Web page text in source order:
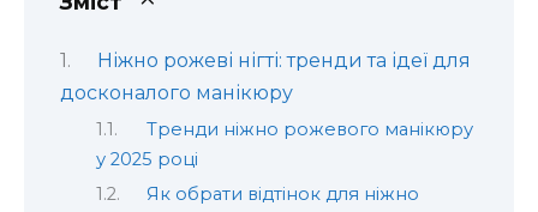
Ніжно рожеві нігті: тренди та ідеї для
досконалого манікюру
Тренди ніжно рожевого манікюру
у 2025 році
Як обрати відтінок для ніжно